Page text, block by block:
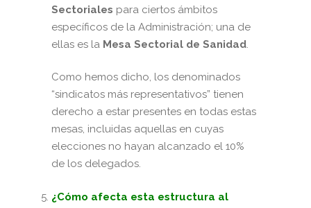
Sectoriales para ciertos ámbitos
específicos de la Administración; una de
ellas es la Mesa Sectorial de Sanidad.
Como hemos dicho, los denominados
“sindicatos más representativos” tienen
derecho a estar presentes en todas estas
mesas, incluidas aquellas en cuyas
elecciones no hayan alcanzado el 10%
de los delegados.
¿Cómo afecta esta estructura al